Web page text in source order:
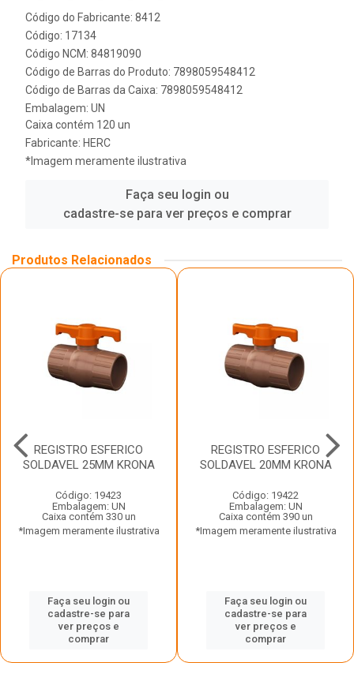
Código do Fabricante: 8412
Código: 17134
Código NCM: 84819090
Código de Barras do Produto: 7898059548412
Código de Barras da Caixa: 7898059548412
Embalagem: UN
Caixa contém 120 un
Fabricante: HERC
*Imagem meramente ilustrativa
Faça seu login ou
cadastre-se para ver preços e comprar
Produtos Relacionados
REGISTRO ESFERICO
SOLDAVEL 25MM KRONA
Código: 19423
Embalagem: UN
Caixa contém 330 un
*Imagem meramente ilustrativa
Faça seu login ou
cadastre-se para
ver preços e
comprar
REGISTRO ESFERICO
SOLDAVEL 20MM KRONA
Código: 19422
Embalagem: UN
Caixa contém 390 un
*Imagem meramente ilustrativa
Faça seu login ou
cadastre-se para
ver preços e
comprar